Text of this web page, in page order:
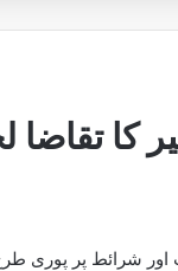
کا
اور شرائط پر پوری